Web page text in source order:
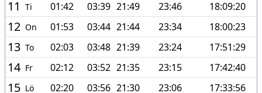
11 Ti 01:42 03:39 21:49 23:46 18:09:20
12 On 01:53 03:44 21:44 23:34 18:00:23
13 To 02:03 03:48 21:39 23:24 17:51:29
14 Fr 02:12 03:52 21:35 23:15 17:42:40
15 Lö 02:20 03:56 21:30 23:06 17:33:56